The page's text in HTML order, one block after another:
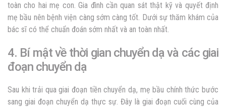
toàn cho hai mẹ con. Gia đình cần quan sát thật kỹ và quyết định
mẹ bầu nên bệnh viện càng sớm càng tốt. Dưới sự thăm khám của
bác sĩ có thể chuẩn đoán sớm nhất và an toàn nhất.
4. Bí mật về thời gian chuyển dạ và các giai
đoạn chuyển dạ
Sau khi trải qua giai đoạn tiền chuyển dạ, mẹ bầu chính thức bước
sang giai đoạn chuyển dạ thực sự. Đây là giai đoạn cuối cùng của